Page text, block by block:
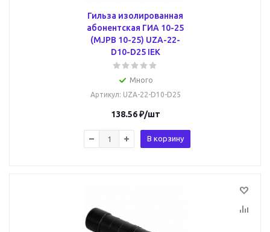
Гильза изолированная
абонентская ГИА 10-25
(MJPB 10-25) UZA-22-
D10-D25 IEK
Много
Артикул: UZA-22-D10-D25
138.56₽/шт
В корзину